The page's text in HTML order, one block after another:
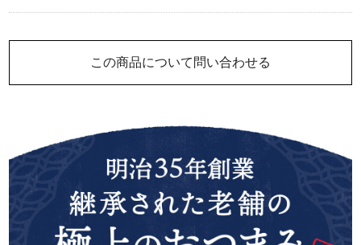
この商品について問い合わせる